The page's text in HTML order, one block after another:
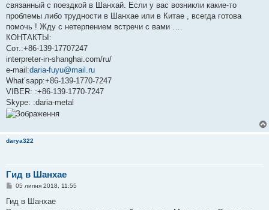
связанный с поездкой в Шанхай. Если у вас возникли какие-то
проблемы либо трудности в Шанхае или в Китае , всегда готова
помочь ! Жду с нетерпением встречи с вами ….
КОНТАКТЫ:
Сот.:+86-139-17707247
interpreter-in-shanghai.com/ru/
e-mail:daria-fuyu@mail.ru
What’sapp:+86-139-1770-7247
VIBER: :+86-139-1770-7247
Skype: :daria-metal
darya322
Гид в Шанхае
П
в
і
05 липня 2018, 11:55
Гид в Шанхае